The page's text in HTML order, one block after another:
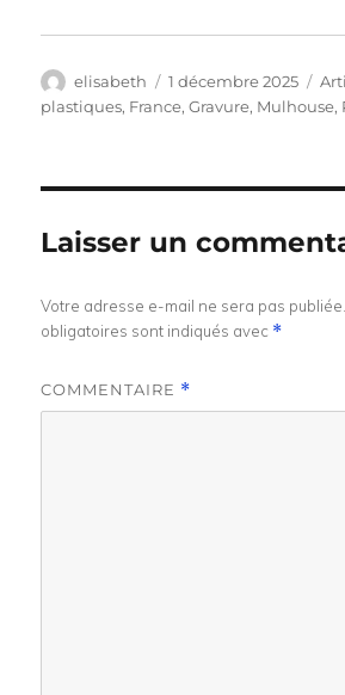
Auteur
elisabeth
Publié
le
1 décembre 2025
plastiques, France,Gravure, Mulhouse,
Laisser un
Votre adresse e-mail ne sera pas publiée.
obligatoires sont indiqués avec *
COMMENTAIRE *